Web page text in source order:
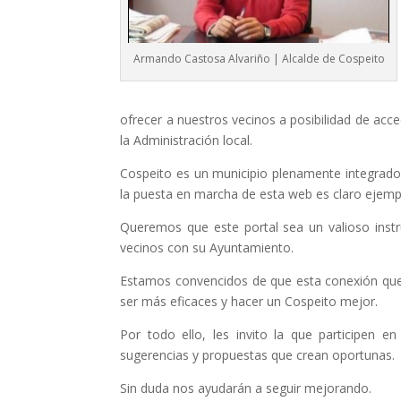
Armando Castosa Alvariño | Alcalde de Cospeito
ofrecer a nuestros vecinos a posibilidad de
la Administración local.
Cospeito es un municipio plenamente
la puesta en marcha de esta web es claro
Queremos que este portal sea un valioso
vecinos con su Ayuntamiento.
Estamos convencidos de que esta conexión
ser más eficaces y hacer un Cospeito mejor.
Por todo ello, les invito la que participen
sugerencias y propuestas que crean oportunas.
Sin duda nos ayudarán a seguir mejorando.